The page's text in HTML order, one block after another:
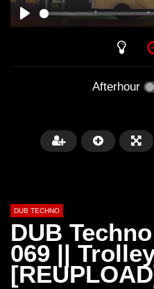
PLAY
Afterhour
01:11:24
DUB TECHNO
DUB
069 ||